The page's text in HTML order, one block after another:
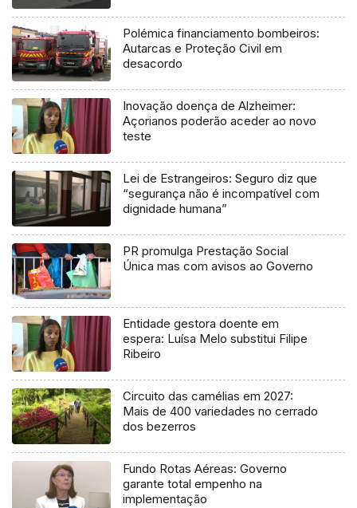
Polémica financiamento bombeiros:
Autarcas e Proteção Civil em
desacordo
Inovação doença de Alzheimer:
Açorianos poderão aceder ao novo
teste
Lei de Estrangeiros: Seguro diz que
“segurança não é incompatível com
dignidade humana”
PR promulga Prestação Social
Única mas com avisos ao Governo
Entidade gestora doente em
espera: Luísa Melo substitui Filipe
Ribeiro
Circuito das camélias em 2027:
Mais de 400 variedades no cerrado
dos bezerros
Fundo Rotas Aéreas: Governo
garante total empenho na
implementação